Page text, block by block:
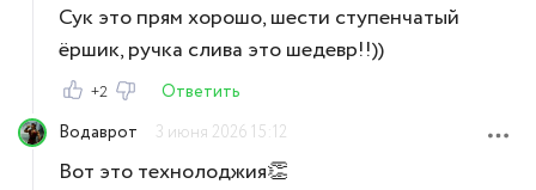
Сук это прям хорошо, шести ступенчатый
ёршик, ручка слива это шедевр!!))
+2
Ответить
Водаврот
3 июня 2026 15:12
Вот это технолоджия👏